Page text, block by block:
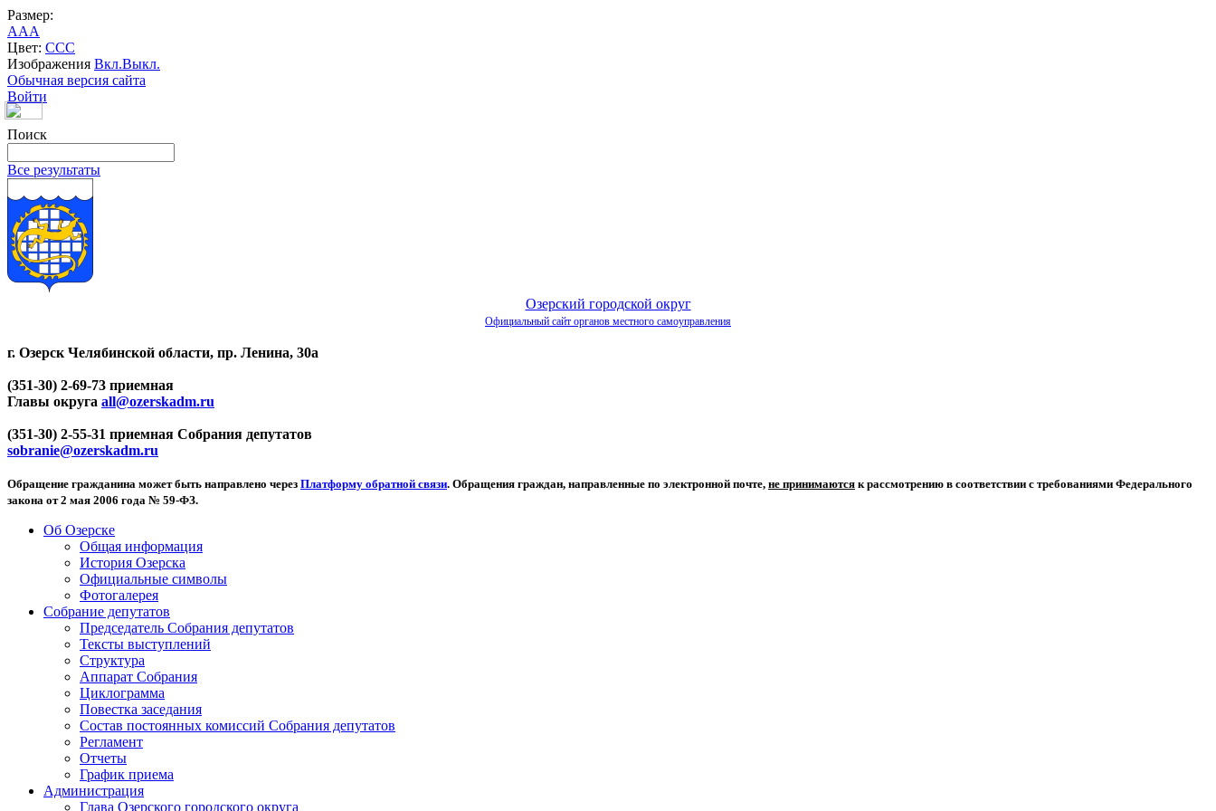
Размер:
AAA
Цвет: CCC
Изображения Вкл.Выкл.
Обычная версия сайта
Войти
Поиск
Все результаты
Озерский городской округ
Официальный сайт органов местного самоуправления
г. Озерск Челябинской области, пр. Ленина, 30а
(351-30) 2-69-73 приемная
Главы округа all@ozerskadm.ru
(351-30) 2-55-31 приемная Собрания депутатов
sobranie@ozerskadm.ru
Обращение гражданина может быть направлено через Платформу обратной связи. Обращения граждан, направленные по электронной почте, не принимаются к рассмотрению в соответствии с требованиями Федерального
закона от 2 мая 2006 года № 59-ФЗ.
Об Озерске
Общая информация
История Озерска
Официальные символы
Фотогалерея
Собрание депутатов
Председатель Собрания депутатов
Тексты выступлений
Структура
Аппарат Собрания
Циклограмма
Повестка заседания
Состав постоянных комиссий Собрания депутатов
Регламент
Отчеты
График приема
Администрация
Глава Озерского городского округа